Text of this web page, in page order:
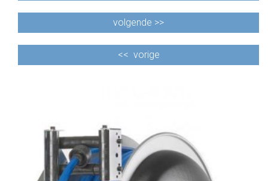
volgende >>
<< vorige